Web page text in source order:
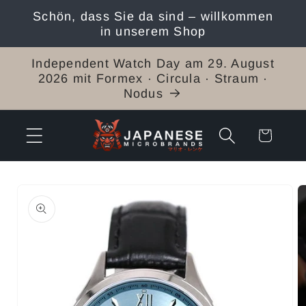
zum
Schön, dass Sie da sind – willkommen
in unserem Shop
Independent Watch Day am 29. August
2026 mit Formex · Circula · Straum ·
Nodus
Warenkorb